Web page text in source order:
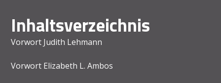
Inhaltsverzeichnis
Vorwort Judith Lehmann
Vorwort Elizabeth L. Ambos